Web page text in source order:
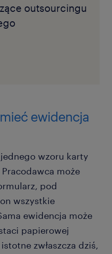
outsourcingu
ewidencja
wzoru karty
może
pod
wszystkie
ewidencja może
papierowej
istotne zwłaszcza dziś,